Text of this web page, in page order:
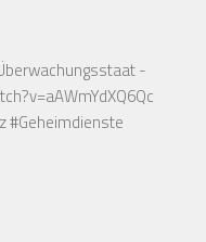
-
#Geheimdienste